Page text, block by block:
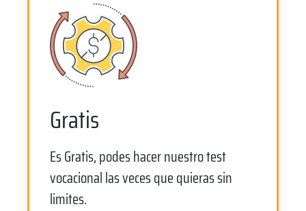
Gratis
Es Gratis, podes hacer nuestro test
vocacional las veces que quieras sin
limites.